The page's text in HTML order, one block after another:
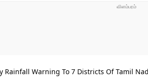
Rainfall Warning To 7 Districts Of Tamil